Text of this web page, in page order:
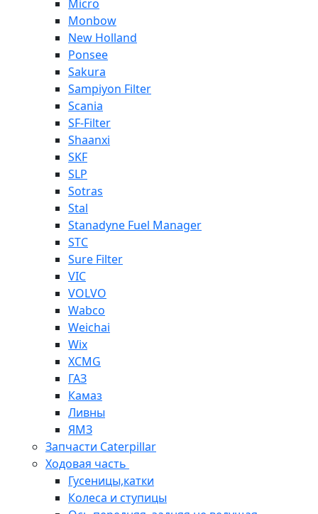
Micro
Monbow
New Holland
Ponsee
Sakura
Sampiyon Filter
Scania
SF-Filter
Shaanxi
SKF
SLP
Sotras
Stal
Stanadyne Fuel Manager
STC
Sure Filter
VIC
VOLVO
Wabco
Weichai
Wix
XCMG
ГАЗ
Камаз
Ливны
ЯМЗ
Запчасти Caterpillar
Ходовая часть
Гусеницы,катки
Колеса и ступицы